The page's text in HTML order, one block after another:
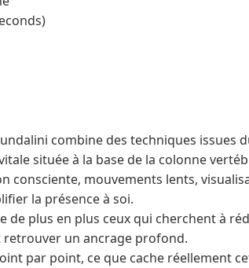
combine des techniques issues
située à la base de la colonne
consciente, mouvements lents,
la présence à soi.
de plus en plus ceux qui cherchent à
un ancrage profond.
par point, ce que cache réellement